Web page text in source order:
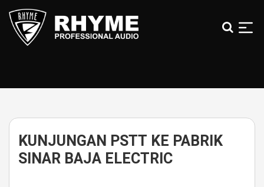
Anak
Bangsa
KUNJUNGAN PSTT KE PABRIK
SINAR BAJA ELECTRIC